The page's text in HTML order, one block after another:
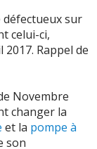
qui
"défaut
en panne deux
...
sur
celui-ci,
Rappel de
Novembre
changer la
et la pompe à
son